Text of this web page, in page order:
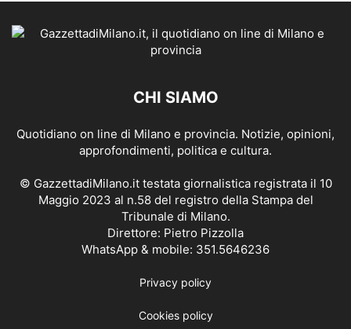
CHI SIAMO
Quotidiano on line di Milano e provincia. Notizie, opinioni,
approfondimenti, politica e cultura.
© GazzettadiMilano.it testata giornalistica registrata il 10
Maggio 2023 al n.58 del registro della Stampa del
Tribunale di Milano.
Direttore: Pietro Pizzolla
WhatsApp & mobile: 351.5646236
Privacy policy
Cookies policy